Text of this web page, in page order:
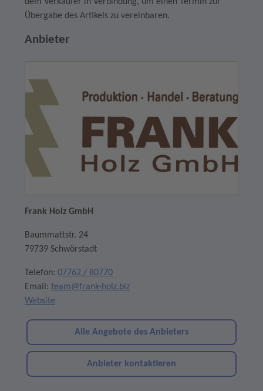
Übergabe des Artikels zu vereinbaren.
Anbieter
Frank Holz GmbH
Baummattstr. 24
79739 Schwörstadt
Telefon: 07762 / 80770
Email: team@frank-holz.biz
Website
Alle Angebote des Anbieters
Anbieter kontaktieren